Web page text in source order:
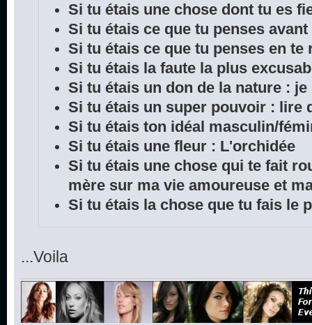
Si tu étais une chose dont tu es
Si tu étais ce que tu penses
Si tu étais ce que tu penses en te
Si tu étais la faute la plus
Si tu étais un don de la nature : je
Si tu étais un super pouvoir : lire
Si tu étais ton idéal masculin/
Si tu étais une fleur : L'orchidée
Si tu étais une chose qui te fait
mère sur ma vie amoureuse et
Si tu étais la chose que tu fais le
...Voila